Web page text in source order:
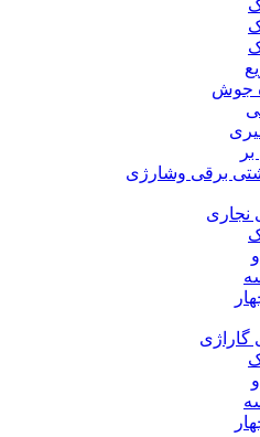
جوش
برقی وشارژی
نجاری
گاراژی